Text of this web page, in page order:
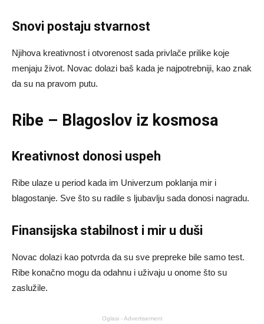
Snovi postaju stvarnost
Njihova kreativnost i otvorenost sada privlače prilike koje
menjaju život. Novac dolazi baš kada je najpotrebniji, kao znak
da su na pravom putu.
Ribe – Blagoslov iz kosmosa
Kreativnost donosi uspeh
Ribe ulaze u period kada im Univerzum poklanja mir i
blagostanje. Sve što su radile s ljubavlju sada donosi nagradu.
Finansijska stabilnost i mir u duši
Novac dolazi kao potvrda da su sve prepreke bile samo test.
Ribe konačno mogu da odahnu i uživaju u onome što su
zaslužile.
Oglasi - Advertisement